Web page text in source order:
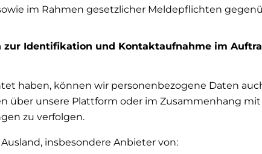
im Rahmen gesetzlicher Meldepflichten
zur Identifikation und Kontaktaufnahme im
haben, können wir personenbezogene Daten
über unsere Plattform oder im Zusammenhang
zu verfolgen.
insbesondere Anbieter von: